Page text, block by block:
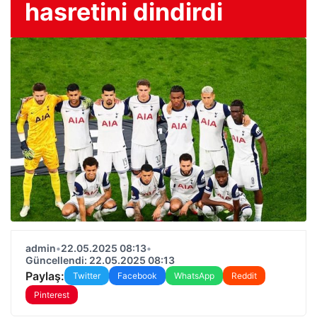
hasretini dindirdi
admin•22.05.2025 08:13•
Güncellendi: 22.05.2025 08:13
Paylaş: Twitter Facebook WhatsApp
Reddit
Pinterest